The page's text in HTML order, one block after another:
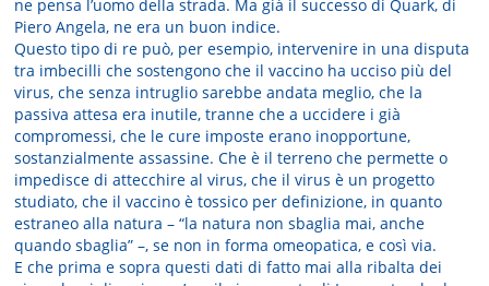
ne pensa l’uomo della strada. Ma già il successo di Quark, di
Piero Angela, ne era un buon indice.
Questo tipo di re può, per esempio, intervenire in una disputa
tra imbecilli che sostengono che il vaccino ha ucciso più del
virus, che senza intruglio sarebbe andata meglio, che la
passiva attesa era inutile, tranne che a uccidere i già
compromessi, che le cure imposte erano inopportune,
sostanzialmente assassine. Che è il terreno che permette o
impedisce di attecchire al virus, che il virus è un progetto
studiato, che il vaccino è tossico per definizione, in quanto
estraneo alla natura – “la natura non sbaglia mai, anche
quando sbaglia” –, se non in forma omeopatica, e così via.
E che prima e sopra questi dati di fatto mai alla ribalta dei